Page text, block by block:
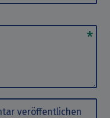
veröffentlichen